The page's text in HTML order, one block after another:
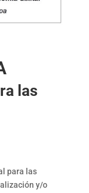
las
para las
y/o